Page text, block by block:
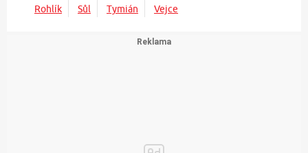
Rohlík
Sůl Tymián Vejce